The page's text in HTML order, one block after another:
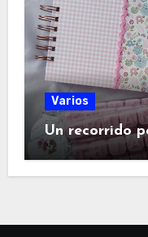
Varios
Un recorrido